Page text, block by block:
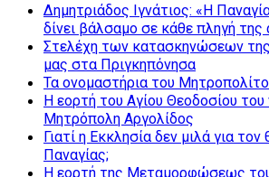
Δημητριάδος Ιγνάτιος: «Η
δίνει βάλσαμο σε κάθε πληγή
Στελέχη των κατασκηνώσεων
μας στα Πριγκηπόνησα
Τα ονομαστήρια του
Η εορτή του Αγίου Θεοδοσίου του
Μητρόπολη Αργολίδος
Γιατί η Εκκλησία δεν μιλά για
Παναγίας;
Η εορτή της Μεταμορφώσεως